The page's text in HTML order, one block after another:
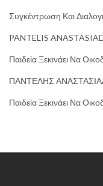
Συγκέντρωση Και
PANTELIS
Παιδεία Ξεκινάει Να
ΠΑΝΤΕΛΗΣ
Παιδεία Ξεκινάει Να